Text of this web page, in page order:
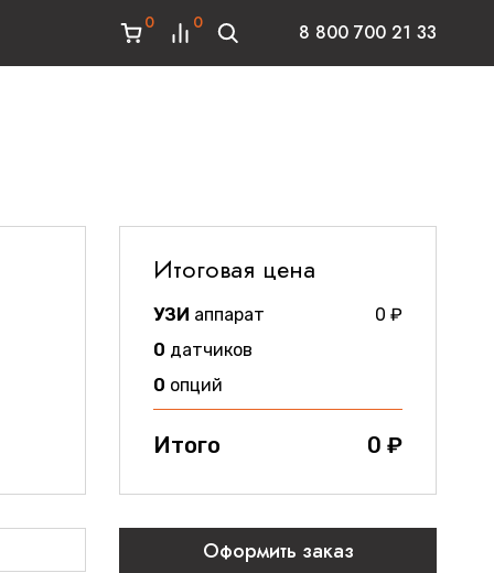
0 0 8 800 700 21 33
Итоговая цена
УЗИ аппарат 0 ₽
0 датчиков
0 опций
Итого 0 ₽